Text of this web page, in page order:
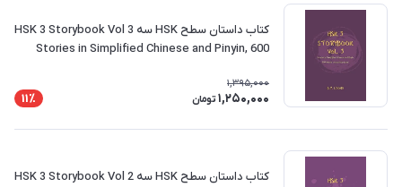
کتاب داستان سطح HSK سه HSK 3 Storybook Vol 3
Stories in Simplified Chinese and Pinyin, 600
1,395,000
1,250,000 تومان 11٪
کتاب داستان سطح HSK سه HSK 3 Storybook Vol 2